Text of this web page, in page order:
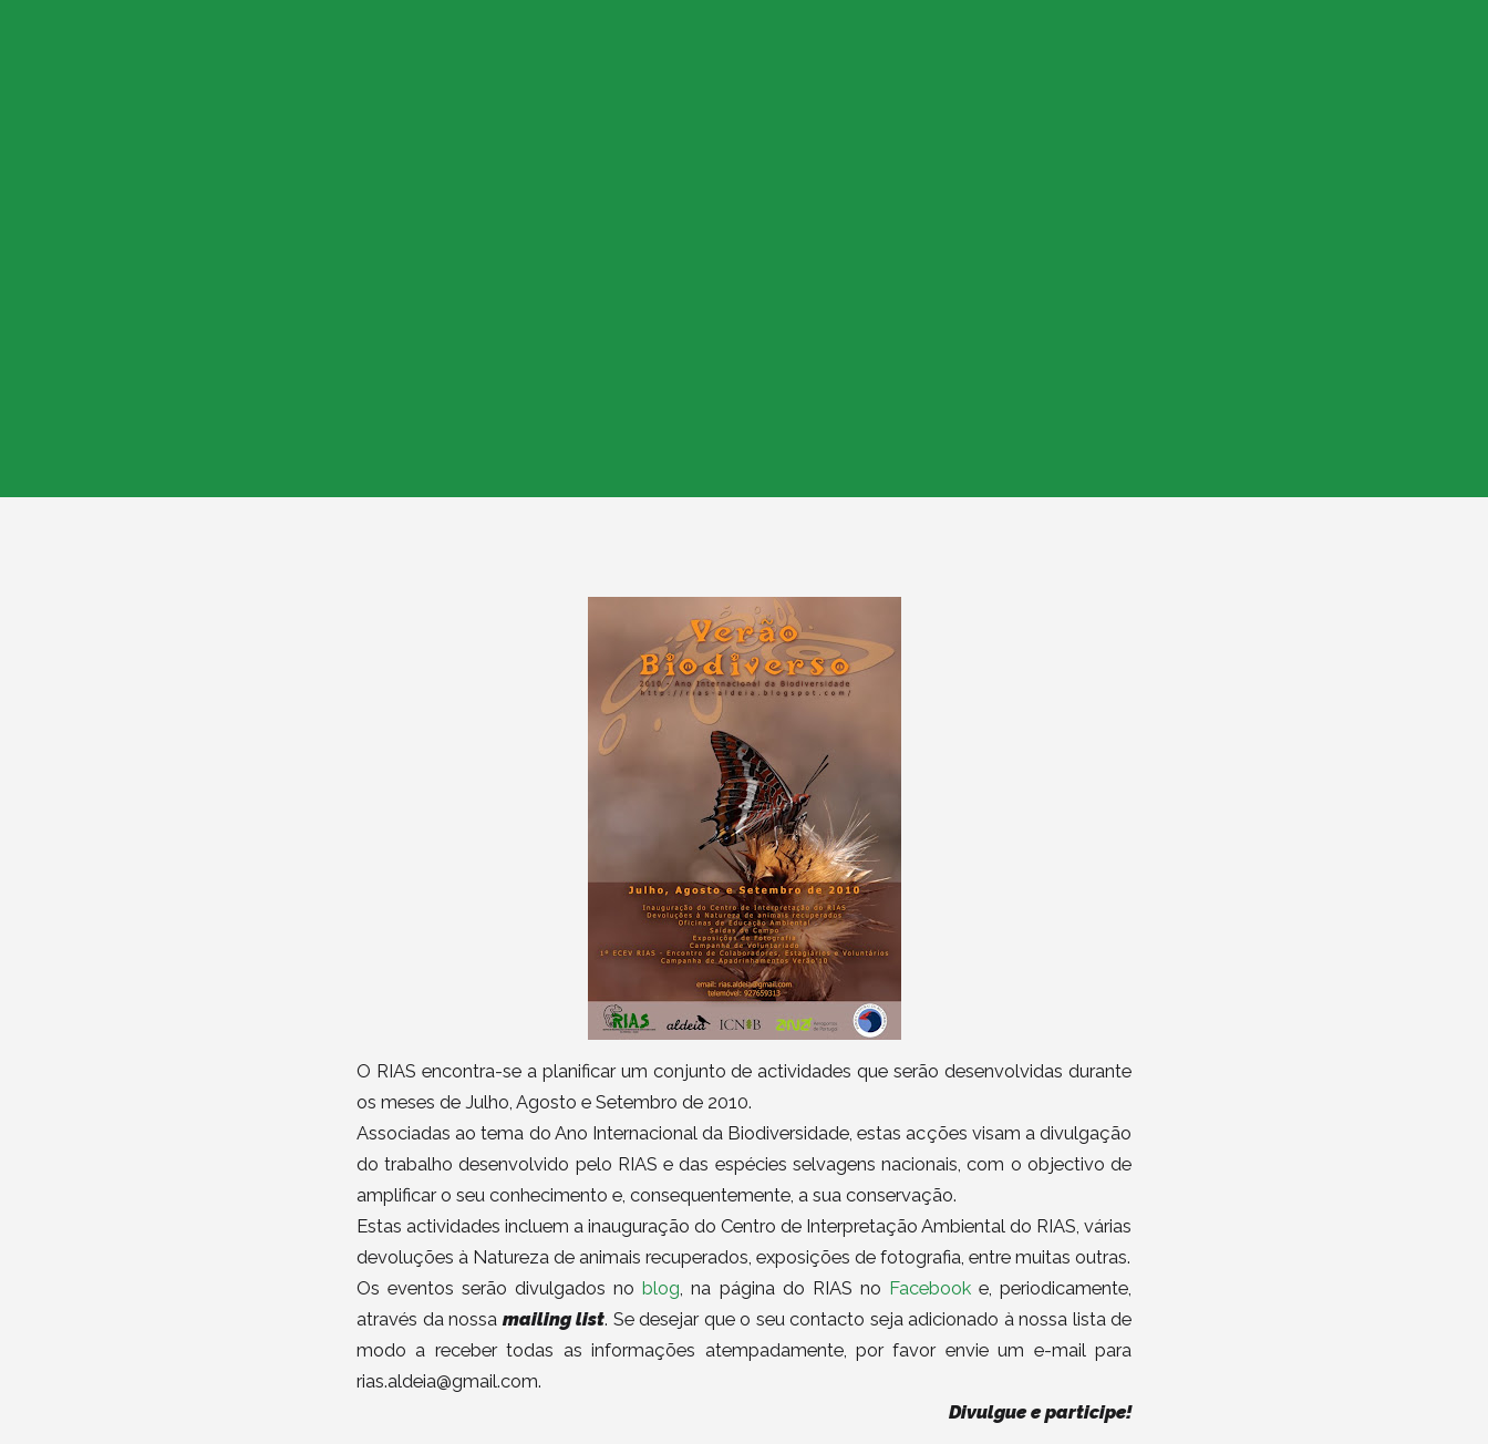
O RIAS encontra-se a planificar um conjunto de actividades que serão desenvolvidas durante
os meses de Julho, Agosto e Setembro de 2010.
Associadas ao tema do Ano Internacional da Biodiversidade, estas acções visam a divulgação
do trabalho desenvolvido pelo RIAS e das espécies selvagens nacionais, com o objectivo de
amplificar o seu conhecimento e, consequentemente, a sua conservação.
Estas actividades incluem a inauguração do Centro de Interpretação Ambiental do RIAS, várias
devoluções à Natureza de animais recuperados, exposições de fotografia, entre muitas outras.
Os eventos serão divulgados noblog, na página do RIAS no Facebooke, periodicamente,
através da nossamailing list. Se desejar que o seu contacto seja adicionado à nossa lista de
modo a receber todas as informações atempadamente, por favor envie um e-mail para
rias.aldeia@gmail.com.
Divulgue e participe!